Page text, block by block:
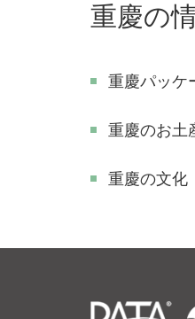
重慶の
重慶パッケ
重慶のお土
重慶の文化